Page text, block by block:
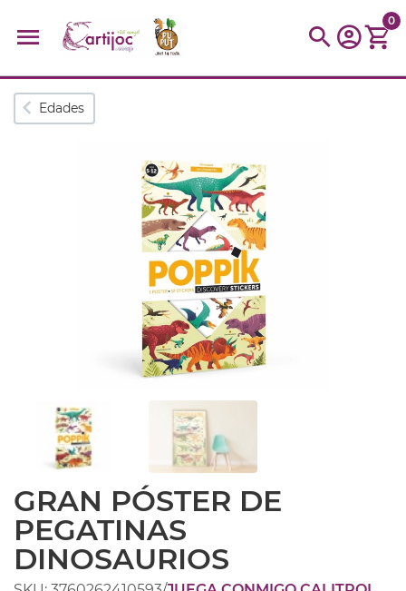
Búsquedas populares
kidynight Puzzle
0
Edades
GRAN PÓSTER DE
PEGATINAS
DINOSAURIOS